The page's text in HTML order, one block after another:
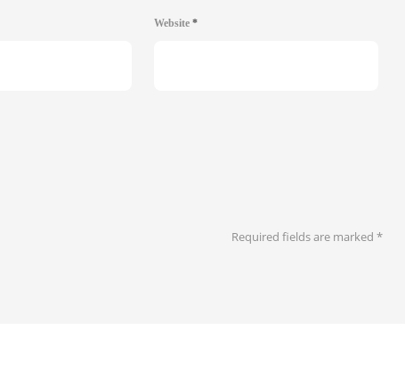
Website *
Required fields are marked*